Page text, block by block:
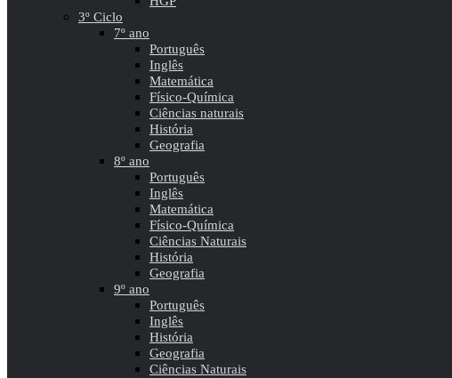
3º Ciclo
7º ano
Português
Inglês
Matemática
Físico-Química
Ciências naturais
História
Geografia
8º ano
Português
Inglês
Matemática
Físico-Química
Ciências Naturais
História
Geografia
9º ano
Português
Inglês
História
Geografia
Ciências Naturais